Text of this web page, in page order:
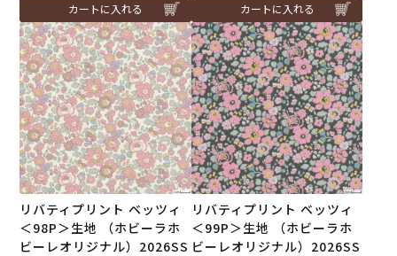
カートに入れる カートに入れる
リバティプリント ベッツィ
＜98P＞生地 （ホビーラホ
ビーレオリジナル）2026SS
リバティプリント ベッツィ
＜99P＞生地 （ホビーラホ
ビーレオリジナル）2026SS